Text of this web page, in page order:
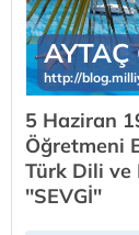
AYTAÇ
http://
5 Haziran
Öğretmeni
Türk Dili ve
''SEVGİ''